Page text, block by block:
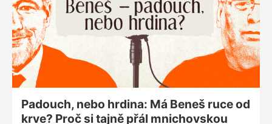
Padouch, nebo hrdina: Má Beneš ruce od
krve? Proč si tajně přál mnichovskou